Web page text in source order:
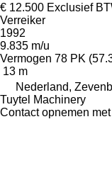
€ 12.500 Exclusief
Verreiker
1992
9.835 m/u
Vermogen 78 PK
13 m
Nederland,
Tuytel Machinery
Contact opnemen